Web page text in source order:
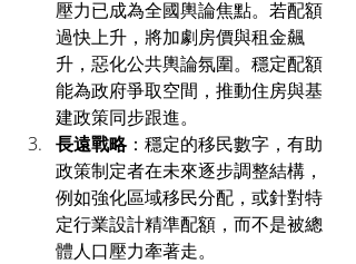
壓力已成為全國輿論焦點。若配額
過快上升，將加劇房價與租金飆
升，惡化公共輿論氛圍。穩定配額
能為政府爭取空間，推動住房與基
建政策同步跟進。
長遠戰略：穩定的移民數字，有助
政策制定者在未來逐步調整結構，
例如強化區域移民分配，或針對特
定行業設計精準配額，而不是被總
體人口壓力牽著走。